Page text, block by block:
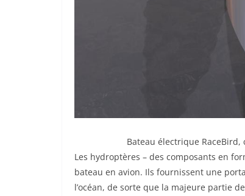
Bateau électrique RaceBird,
Les hydroptères – des composants en
bateau en avion. Ils fournissent une
l’océan, de sorte que la majeure partie